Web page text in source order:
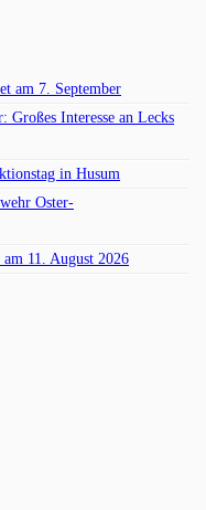
am 7. September
Großes Interesse an Lecks
in Husum
Oster-
am 11. August 2026